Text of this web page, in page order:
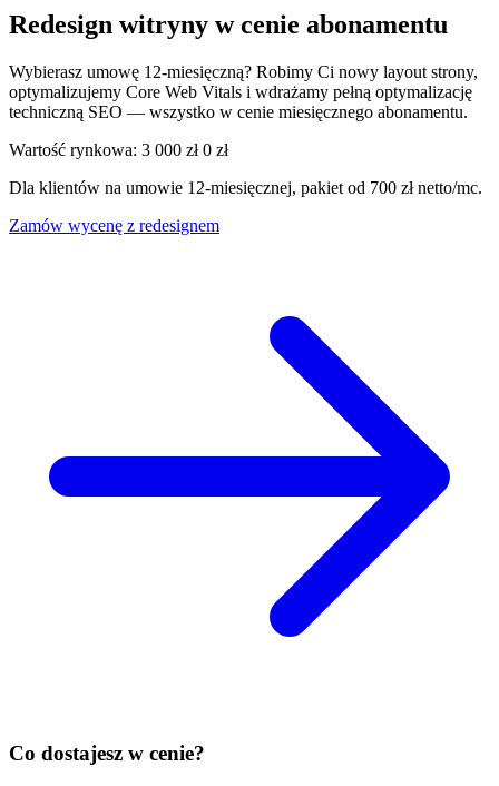
Redesign witryny w cenie abonamentu
Wybierasz umowę 12-miesięczną? Robimy Ci nowy layout strony,
optymalizujemy Core Web Vitals i wdrażamy pełną optymalizację
techniczną SEO — wszystko w cenie miesięcznego abonamentu.
Wartość rynkowa: 3 000 zł 0 zł
Dla klientów na umowie 12-miesięcznej, pakiet od 700 zł netto/mc.
Zamów wycenę z redesignem
Co dostajesz w cenie?